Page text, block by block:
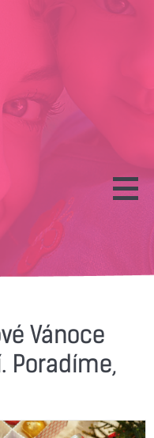
Vánoce
Poradíme,